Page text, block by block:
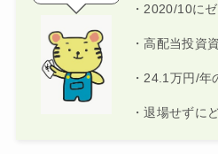
・2020/10に
・高配当投資
・24.1万円/年
・退場せずに